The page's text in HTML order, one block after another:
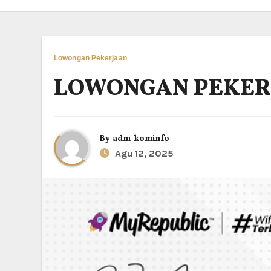
Lowongan Pekerjaan
LOWONGAN
By adm-kominfo
Agu 12, 2025